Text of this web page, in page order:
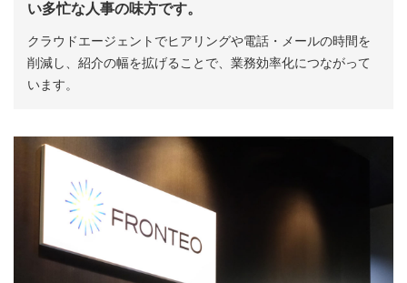
い多忙な人事の味方です。
クラウドエージェントでヒアリングや電話・メールの時間を
削減し、紹介の幅を拡げることで、業務効率化につながって
います。